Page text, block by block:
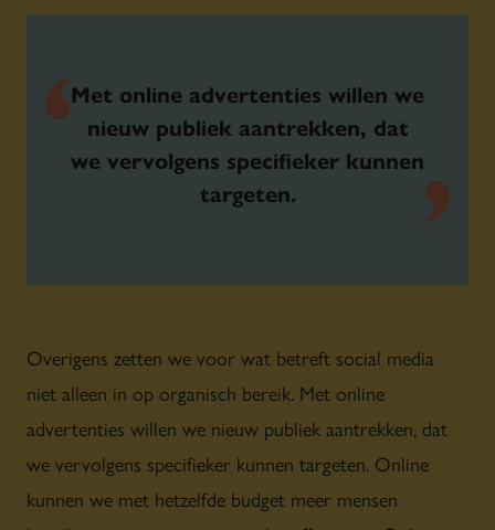
Met online advertenties willen we
nieuw publiek aantrekken, dat
we vervolgens specifieker kunnen
targeten.
Overigens zetten we voor wat betreft social media
niet alleen in op organisch bereik. Met online
advertenties willen we nieuw publiek aantrekken, dat
we vervolgens specifieker kunnen targeten. Online
kunnen we met hetzelfde budget meer mensen